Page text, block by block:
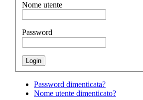
Nome utente
Password
Password dimenticata?
Nome utente dimenticato?